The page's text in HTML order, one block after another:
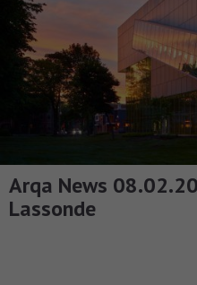
Arqa News
Lassonde